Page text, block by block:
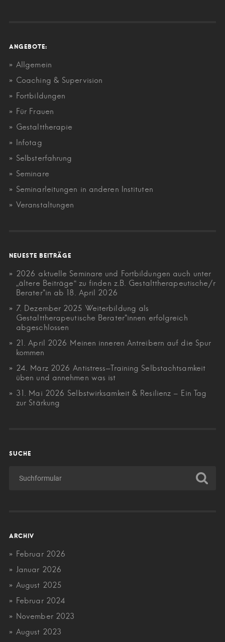
ANGEBOTE:
Allgemein
Coaching & Supervision
Fortbildungen
Für Frauen
Gestalttherapie
Infotag
Selbsterfahrung
Seminare
Seminarleitungen in anderen Instituten
Veranstaltungen
NEUESTE BEITRÄGE
2026 aktuelle Seminare und Fortbildungen auch unter
„ältere Beiträge“ zu finden z.B. Gestalttherapeutische/r
Berater*in ab 18. April 2026
7. Dezember 2025 Weiterbildung als
Gestalttherapeutische Berater*innen erfolgreich
abgeschlossen
21. April 2026 Meinen inneren Antreibern auf die Spur
kommen
24. März 2026 Antistress-Training Selbstachtsamkeit
üben und annehmen was ist
31. Mai 2026 Selbstwirksamkeit & Resilienz – Ein Tag
zur Stärkung
SUCHE
ARCHIV
Februar 2026
Januar 2026
August 2025
Februar 2024
November 2023
August 2023